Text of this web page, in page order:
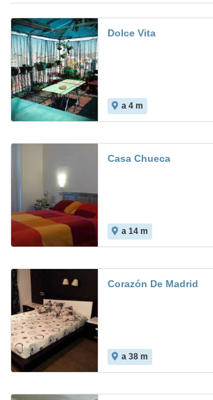
Dolce Vita
a 4 m
Casa Chueca
a 14 m
Corazón De Madrid
a 38 m